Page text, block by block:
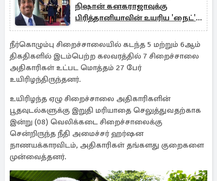
நிஷான் கனகராஜாவுக்கு
பிரித்தானியாவின் உயரிய 'நைட்'
கௌரவம்
நீர்கொழும்பு சிறைச்சாலையில் கடந்த 5 மற்றும் 6ஆம்
திகதிகளில் இடம்பெற்ற கலவரத்தில் 7 சிறைச்சாலை
அதிகாரிகள் உட்பட மொத்தம் 27 பேர்
உயிரிழந்திருந்தனர்.
உயிரிழந்த ஏழு சிறைச்சாலை அதிகாரிகளின்
பூதவுடல்களுக்கு இறுதி மரியாதை செலுத்துவதற்காக
இன்று (08) வெலிக்கடை சிறைச்சாலைக்கு
சென்றிருந்த நீதி அமைச்சர் ஹர்ஷன
நாணயக்காரவிடம், அதிகாரிகள் தங்களது குறைகளை
முன்வைத்தனர்.